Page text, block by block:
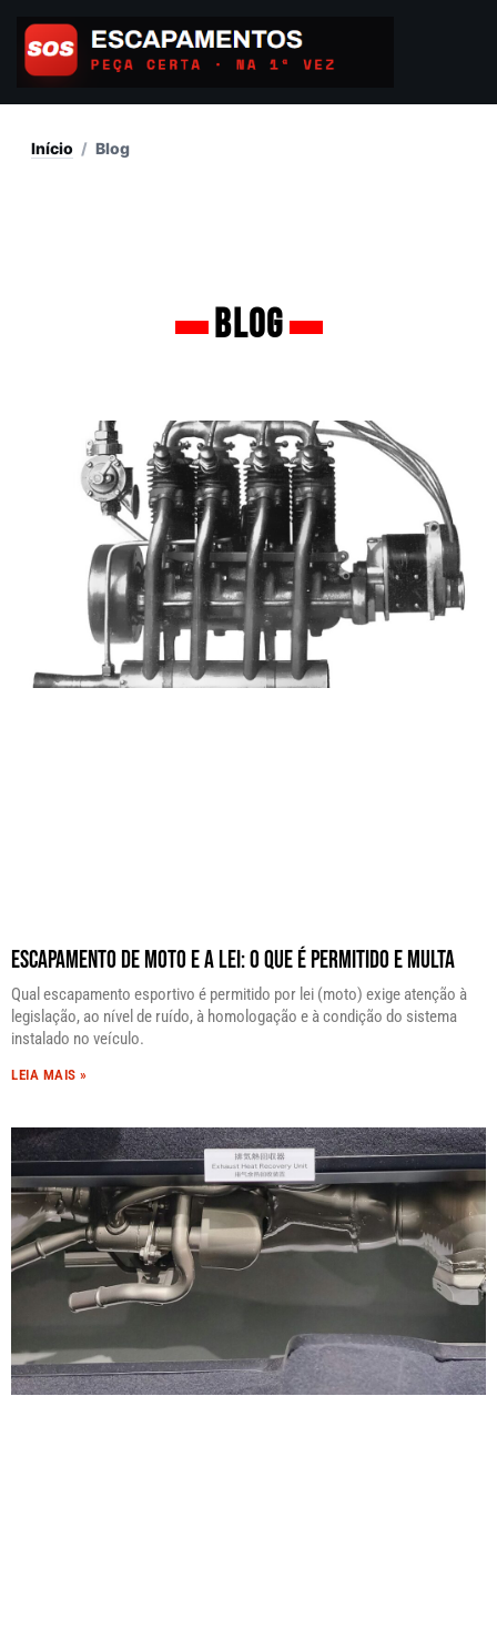
para
Início / Blog
Blog
Escapamento de Moto e a Lei: O Que É Permitido e Multa
Qual escapamento esportivo é permitido por lei (moto) exige atenção à
legislação, ao nível de ruído, à homologação e à condição do sistema
instalado no veículo.
LEIA MAIS »